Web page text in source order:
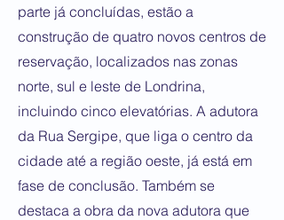
parte já concluídas, estão a
construção de quatro novos centros de
reservação, localizados nas zonas
norte, sul e leste de Londrina,
incluindo cinco elevatórias. A adutora
da Rua Sergipe, que liga o centro da
cidade até a região oeste, já está em
fase de conclusão. Também se
destaca a obra da nova adutora que